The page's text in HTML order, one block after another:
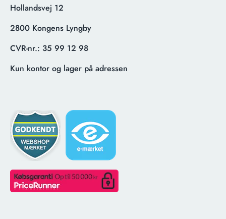
Hollandsvej 12
2800 Kongens Lyngby
CVR-nr.: 35 99 12 98
Kun kontor og lager på adressen